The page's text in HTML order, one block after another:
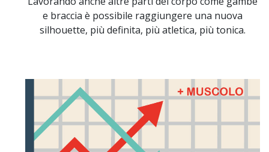
e braccia è possibile raggiungere una nuova
silhouette, più definita, più atletica, più tonica.